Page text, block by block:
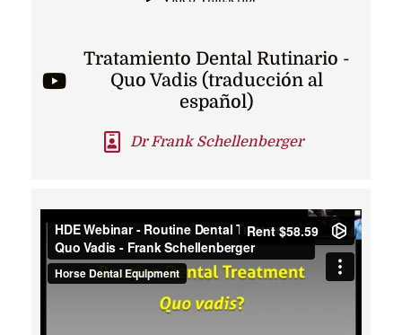
Tratamiento Dental Rutinario -
Quo Vadis (traducción al
español)
Dr Frank Schellenberger